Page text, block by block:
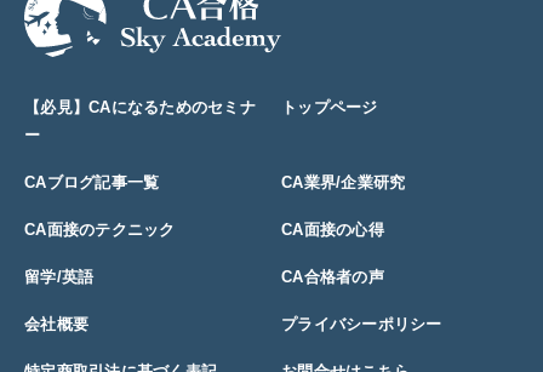
【必見】CAになるためのセミナ
ー
トップページ
CAブログ記事一覧 CA業界/企業研究
CA面接のテクニック CA面接の心得
留学/英語 CA合格者の声
会社概要 プライバシーポリシー